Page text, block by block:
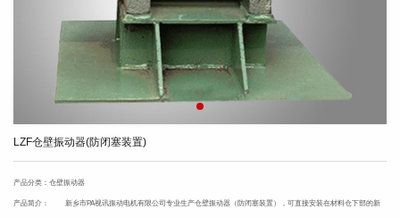
LZF仓壁振动器(防闭塞装置)
产品分类：仓壁振动器
产品简介： 新乡市PA视讯振动电机有限公司专业生产仓壁振动器（防闭塞装置），可直接安装在材料仓下部的新